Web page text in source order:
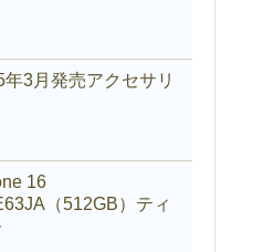
年3月発売アクセサリ
16
（512GB）ティ